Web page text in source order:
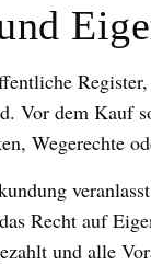
Vor dem Kauf
Wegerechte
Recht auf
und alle